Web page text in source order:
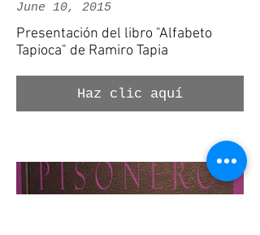
June 10, 2015
Presentación del libro "Alfabeto
Tapioca" de Ramiro Tapia
Haz clic aquí